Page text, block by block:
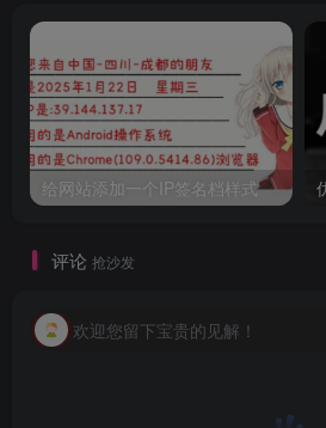
给网站添加一个IP签名档样式
评论 抢沙发
欢迎您留下宝贵的见解！